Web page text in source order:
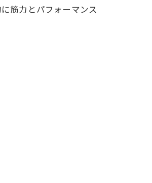
筋力とパフォーマンス